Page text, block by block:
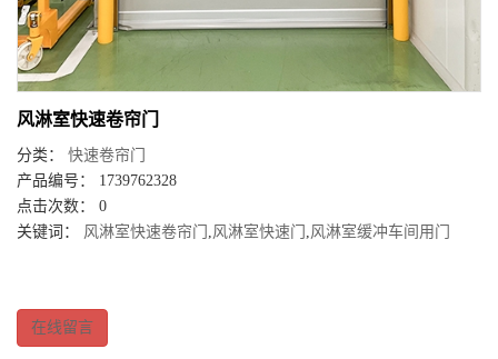
风淋室快速卷帘门
分类： 快速卷帘门
产品编号： 1739762328
点击次数： 0
关键词： 风淋室快速卷帘门 风淋室快速门 风淋室缓冲车间用门
在线留言